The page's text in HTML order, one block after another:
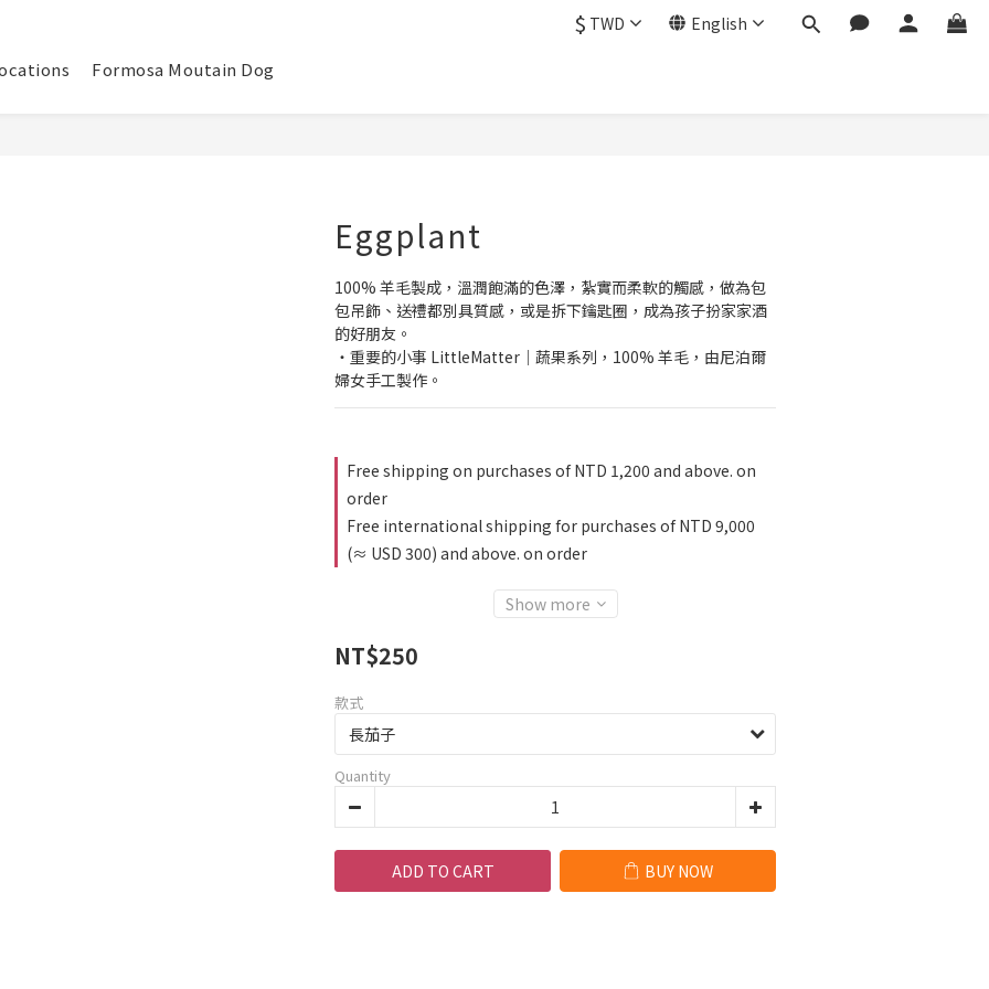
$ TWD English
Formosa Moutain Dog
Eggplant
100% 羊毛製成，溫潤飽滿的色澤，紮實而柔軟的觸感，做為包
包吊飾、送禮都別具質感，或是拆下鑰匙圈，成為孩子扮家家酒
的好朋友。
・重要的小事 LittleMatter｜蔬果系列，100% 羊毛，由尼泊爾
婦女手工製作。
Free shipping on purchases of NTD 1,200 and above. on
order
Free international shipping for purchases of NTD 9,000
(≈ USD 300) and above. on order
Show more
NT$250
款式
Quantity
ADD TO CART BUY NOW
BUY NOW